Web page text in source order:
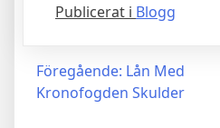
Publicerat i Blogg
Inläggsnavigering
Föregående: Lån Med
Kronofogden Skulder